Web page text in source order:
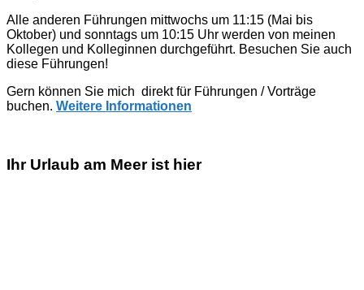
Alle anderen Führungen mittwochs um 11:15 (Mai bis
Oktober) und sonntags um 10:15 Uhr werden von meinen
Kollegen und Kolleginnen durchgeführt. Besuchen Sie auch
diese Führungen!
Gern können Sie mich direkt für Führungen / Vorträge
buchen. Weitere Informationen
Ihr Urlaub am Meer ist hier